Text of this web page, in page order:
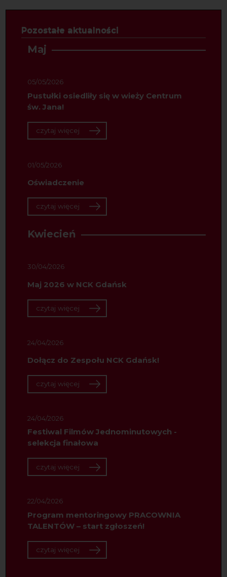
Pozostałe aktualności
Maj
05/05/2026
Pustułki osiedliły się w wieży Centrum
św. Jana!
czytaj więcej
01/05/2026
Oświadczenie
czytaj więcej
Kwiecień
30/04/2026
Maj 2026 w NCK Gdańsk
czytaj więcej
24/04/2026
Dołącz do Zespołu NCK Gdańsk!
czytaj więcej
24/04/2026
Festiwal Filmów Jednominutowych -
selekcja finałowa
czytaj więcej
22/04/2026
Program mentoringowy PRACOWNIA
TALENTÓW – start zgłoszeń!
czytaj więcej